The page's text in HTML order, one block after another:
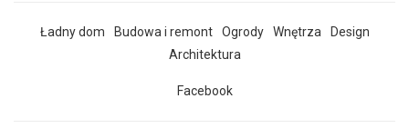
Ładny dom Budowa i remont Ogrody Wnętrza
Design
Architektura
Facebook